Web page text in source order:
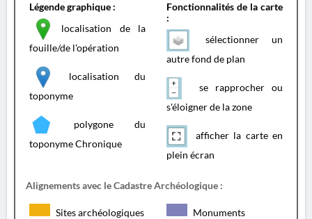
Légende graphique :
localisation de la
fouille/de l'opération
localisation du
toponyme
polygone du
toponyme Chronique
Fonctionnalités de la carte
:
sélectionner un
autre fond de plan
se rapprocher ou
s'éloigner de la zone
afficher la carte en
plein écran
Alignements avec le Cadastre Archéologique :
Sites archéologiques Monuments